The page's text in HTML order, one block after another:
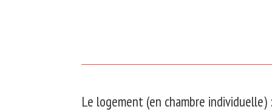
Le logement (en chambre individuelle)